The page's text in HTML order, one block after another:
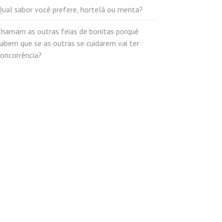
sabor você prefere, hortelã ou menta?
as outras feias de bonitas porquê
que se as outras se cuidarem vai ter